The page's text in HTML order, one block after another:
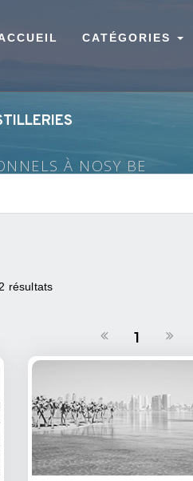
CATÉGORIES
À NOSY BE
résultats
1